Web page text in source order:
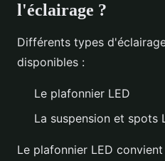
l'éclairage ?
Différents types
disponibles :
Le plafonnier LED
La suspension et spots
Le plafonnier LED